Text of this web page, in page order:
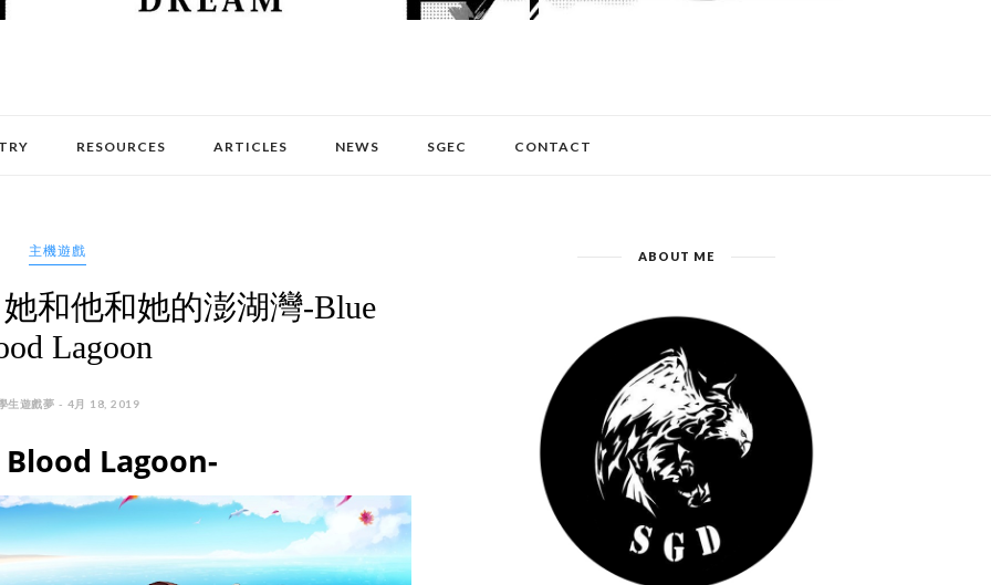
RESOURCES ARTICLES NEWS SGEC CONTACT
主機遊戲
和他和她的澎湖灣-Blue
Lagoon
生遊戲夢 - 4月 18, 2019
Blood Lagoon-
ABOUT ME